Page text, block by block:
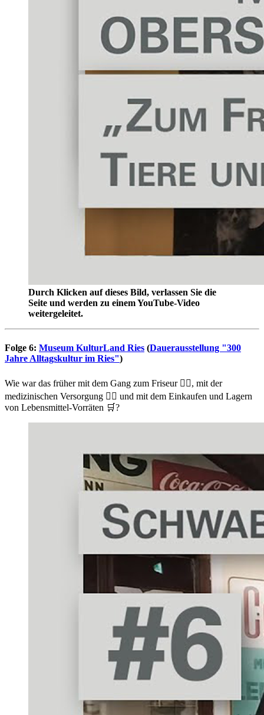
Durch Klicken auf dieses Bild, verlassen Sie die
Seite und werden zu einem YouTube-Video
weitergeleitet.
Folge 6: Museum KulturLand Ries (Dauerausstellung "300
Jahre Alltagskultur im Ries")
Wie war das früher mit dem Gang zum Friseur 💇‍♀️, mit der
medizinischen Versorgung 👨‍⚕️ und mit dem Einkaufen und Lagern
von Lebensmittel-Vorräten 🛒?